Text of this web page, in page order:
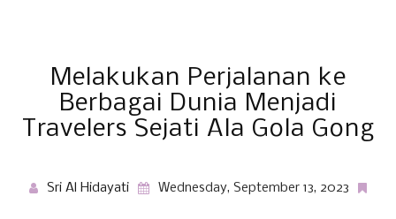
Melakukan Perjalanan ke
Berbagai Dunia Menjadi
Travelers Sejati Ala Gola Gong
Sri Al Hidayati Wednesday, September 13, 2023